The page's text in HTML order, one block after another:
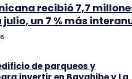
recibió 7,7
un 7 % más
de parqueos y